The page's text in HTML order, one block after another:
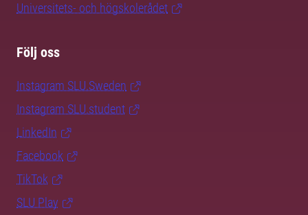
Universitets- och högskolerådet
Följ oss
Instagram SLU.Sweden
Instagram SLU.student
LinkedIn
Facebook
TikTok
SLU Play